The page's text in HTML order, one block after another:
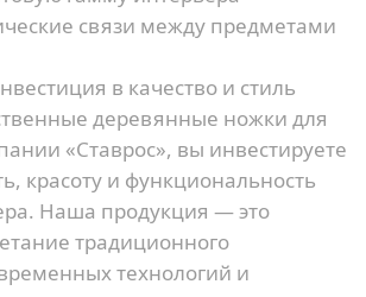
связи между предметами
в качество и стиль
деревянные ножки для
«Ставрос», вы инвестируете
красоту и функциональность
Наша продукция — это
традиционного
технологий и